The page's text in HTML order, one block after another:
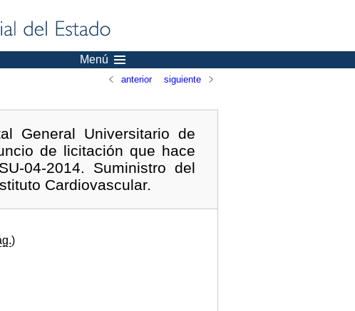
Menú
anterior siguiente
General Universitario de
de licitación que hace
04-2014. Suministro del
Cardiovascular.
)